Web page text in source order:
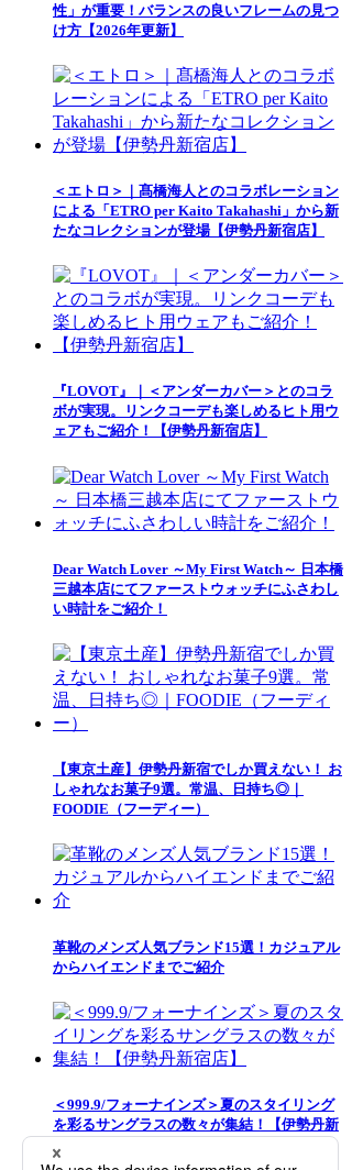
性」が重要！バランスの良いフレームの見つ
け方【2026年更新】
＜エトロ＞｜髙橋海人とのコラボレーション
による「ETRO per Kaito Takahashi」から新
たなコレクションが登場【伊勢丹新宿店】
『LOVOT』｜＜アンダーカバー＞とのコラ
ボが実現。リンクコーデも楽しめるヒト用ウ
ェアもご紹介！【伊勢丹新宿店】
Dear Watch Lover ～My First Watch～ 日本橋
三越本店にてファーストウォッチにふさわし
い時計をご紹介！
【東京土産】伊勢丹新宿でしか買えない！ お
しゃれなお菓子9選。常温、日持ち◎｜
FOODIE（フーディー）
革靴のメンズ人気ブランド15選！カジュアル
からハイエンドまでご紹介
＜999.9/フォーナインズ＞夏のスタイリング
を彩るサングラスの数々が集結！【伊勢丹新